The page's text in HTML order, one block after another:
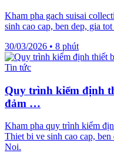
Kham pha gach suisai
sinh cao cap, ben dep, gia
30/03/2026 • 8 phút
Tin tức
Quy trình kiểm định
đảm …
Kham pha quy trình kiểm
Thiet bi ve sinh cao cap,
Noi.